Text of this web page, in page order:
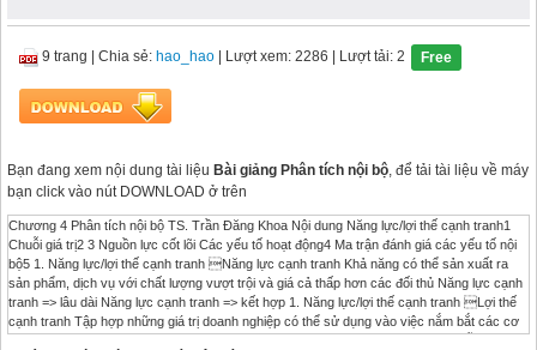
9 trang Chia sẻ: hao_hao | Lượt xem: 2286 | Lượt tải: 2 Free
Bạn đang xem nội dung tài liệu Bài giảng Phân tích nội bộ, để tải tài liệu về máy
bạn click vào nút DOWNLOAD ở trên
Chương 4 Phân tích nội bộ TS. Trần Đăng Khoa Nội dung Năng lực/lợi thế cạnh tranh1
Chuỗi giá trị2 3 Nguồn lực cốt lõi Các yếu tố hoạt động4 Ma trận đánh giá các yếu tố nội
bộ5 1. Năng lực/lợi thế cạnh tranh Năng lực cạnh tranh Khả năng có thể sản xuất ra
sản phẩm, dịch vụ với chất lượng vượt trội và giá cả thấp hơn các đối thủ Năng lực cạnh
tranh => lâu dài Năng lực cạnh tranh => kết hợp 1. Năng lực/lợi thế cạnh tranh Lợi thế
cạnh tranh Tập hợp những giá trị doanh nghiệp có thể sử dụng vào việc nắm bắt các cơ